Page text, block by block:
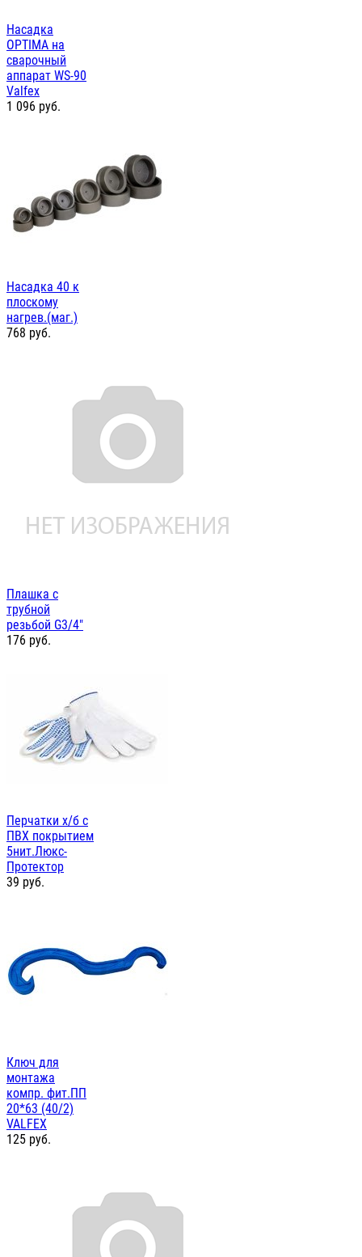
Насадка
OPTIMA на
сварочный
аппарат WS-90
Valfex
1 096 руб.
Насадка 40 к
плоскому
нагрев.(маг.)
768 руб.
Плашка с
трубной
резьбой G3/4"
176 руб.
Перчатки х/б с
ПВХ покрытием
5нит.Люкс-
Протектор
39 руб.
Ключ для
монтажа
компр. фит.ПП
20*63 (40/2)
VALFEX
125 руб.